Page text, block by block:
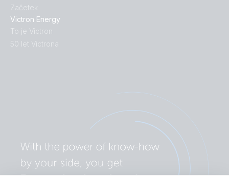
Začetek
Victron Energy
To je Victron
50 let Victrona